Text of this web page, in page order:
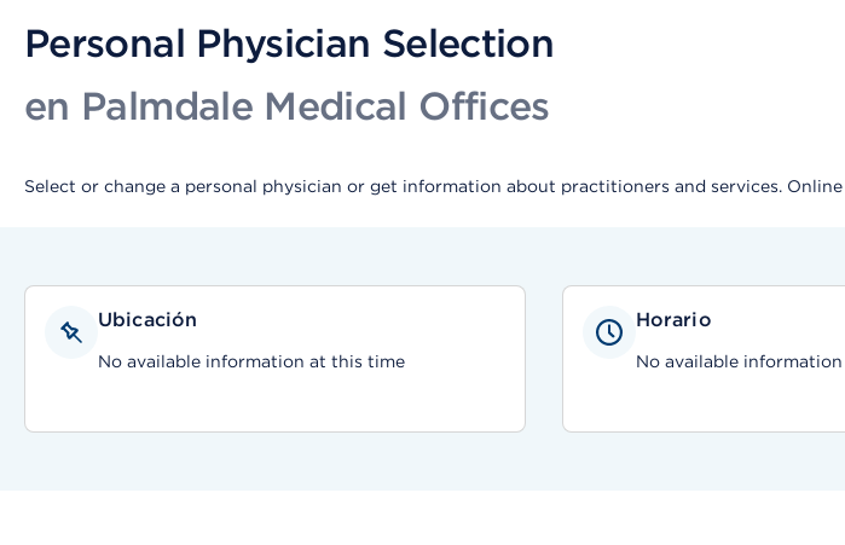
Personal Physician Selection
en Palmdale Medical Offices
Select or change a personal physician or get information about practitioners and services.
Ubicación
No available information at this time
Horario
No available